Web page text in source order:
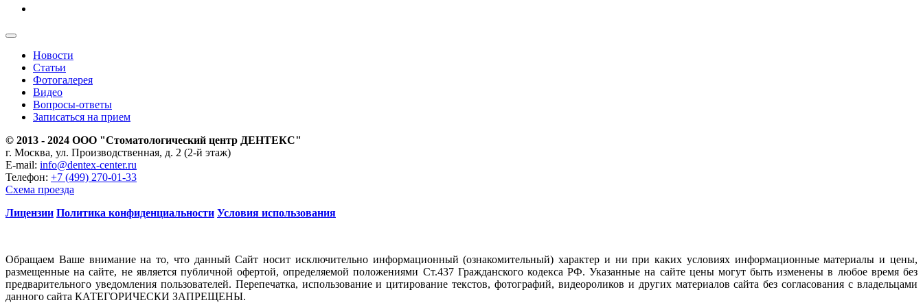
Новости
Статьи
Фотогалерея
Видео
Вопросы-ответы
Записаться на прием
© 2013 - 2024 ООО "Стоматологический центр ДЕНТЕКС"
г. Москва, ул. Производственная, д. 2 (2-й этаж)
E-mail: info@dentex-center.ru
Телефон: +7 (499) 270-01-33
Схема проезда
Лицензии Политика конфиденциальности Условия использования
Обращаем Ваше внимание на то, что данный Сайт носит исключительно информационный (ознакомительный) характер и ни при каких условиях информационные материалы и цены,
размещенные на сайте, не является публичной офертой, определяемой положениями Ст.437 Гражданского кодекса РФ. Указанные на сайте цены могут быть изменены в любое время без
предварительного уведомления пользователей. Перепечатка, использование и цитирование текстов, фотографий, видеороликов и других материалов сайта без согласования с владельцами
данного сайта КАТЕГОРИЧЕСКИ ЗАПРЕЩЕНЫ.